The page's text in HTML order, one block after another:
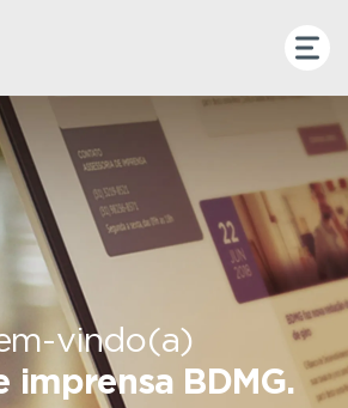
vindo(a)
imprensa BDMG.